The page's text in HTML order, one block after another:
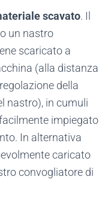
scavato. Il
un nastro
scaricato a
(alla distanza
della
nastro), in cumuli
impiegato
In alternativa
caricato
convogliatore di